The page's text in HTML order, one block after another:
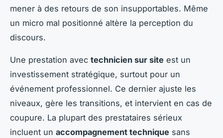
mener à des retours de son insupportables. Même
un micro mal positionné altère la perception du
discours.
Une prestation avec technicien sur site est un
investissement stratégique, surtout pour un
événement professionnel. Ce dernier ajuste les
niveaux, gère les transitions, et intervient en cas de
coupure. La plupart des prestataires sérieux
incluent un accompagnement technique sans